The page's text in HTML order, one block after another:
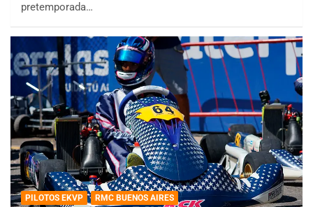
pretemporada…
PILOTOS EKVP RMC BUENOS AIRES